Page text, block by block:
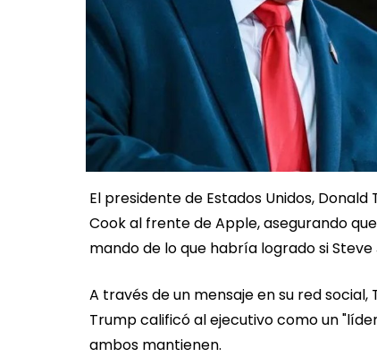
El presidente de Estados Unidos,
Cook al frente de Apple, asegurando
mando de lo que habría logrado si
A través de un mensaje en su red
Trump calificó al ejecutivo como un
ambos mantienen.